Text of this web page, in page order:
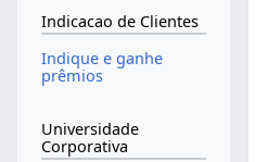
Indicacao de Clientes
Indique e ganhe
prêmios
Universidade
Corporativa